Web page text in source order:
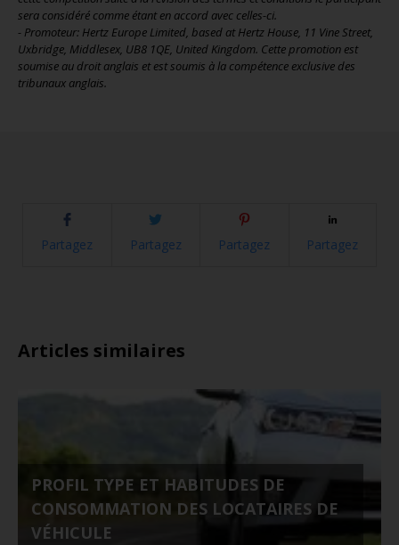
sera considéré comme étant en accord avec celles-ci.
- Promoteur: Hertz Europe Limited, based at Hertz House, 11 Vine Street,
Uxbridge, Middlesex, UB8 1QE, United Kingdom. Cette promotion est
soumise au droit anglais et est soumis à la compétence exclusive des
tribunaux anglais.
Partagez Partagez Partagez Partagez
Articles similaires
PROFIL TYPE ET HABITUDES DE
CONSOMMATION DES LOCATAIRES DE
VÉHICULE